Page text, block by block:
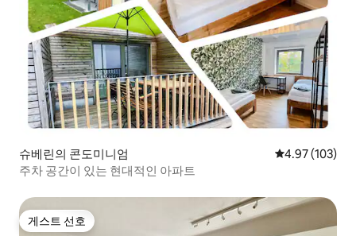
슈베린의 콘도미니엄 평점 4.97점(5
4.97 (103)
주차 공간이 있는 현대적인 아파트
게스트 선호
게스트 선호